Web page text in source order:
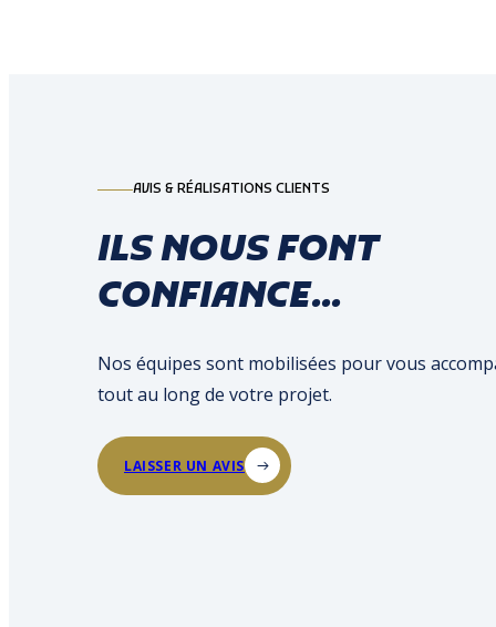
AVIS & RÉALISATIONS CLIENTS
ILS NOUS FONT
CONFIANCE...
Nos équipes sont mobilisées pour vous
tout au long de votre projet.
LAISSER UN AVIS